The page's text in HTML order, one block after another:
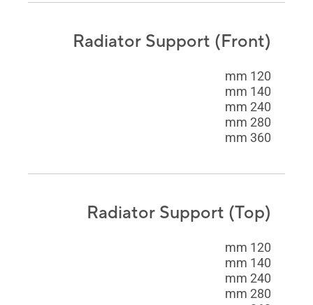
Radiator Support (Front)
120 mm
140 mm
240 mm
280 mm
360 mm
Radiator Support (Top)
120 mm
140 mm
240 mm
280 mm